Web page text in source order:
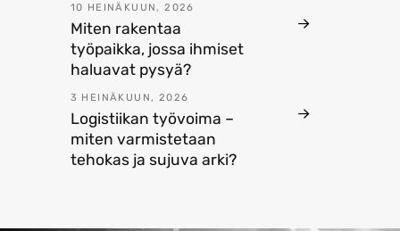
10 HEINÄKUUN, 2026
Miten rakentaa
työpaikka, jossa ihmiset
haluavat pysyä?
3 HEINÄKUUN, 2026
Logistiikan työvoima –
miten varmistetaan
tehokas ja sujuva arki?